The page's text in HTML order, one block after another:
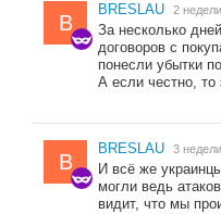
B
BRESLAU 2
За несколько
договоров с
понесли убытки
А если честно, то
B
BRESLAU 3
И всё же
могли ведь
видит, что мы